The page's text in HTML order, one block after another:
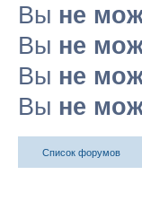
Вы не
Вы не
Вы не
Вы не
Список форумов